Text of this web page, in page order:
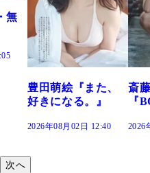
斎藤恭代
『BOUND』
2026年08月02日 12:35
咲
『
2026
次へ